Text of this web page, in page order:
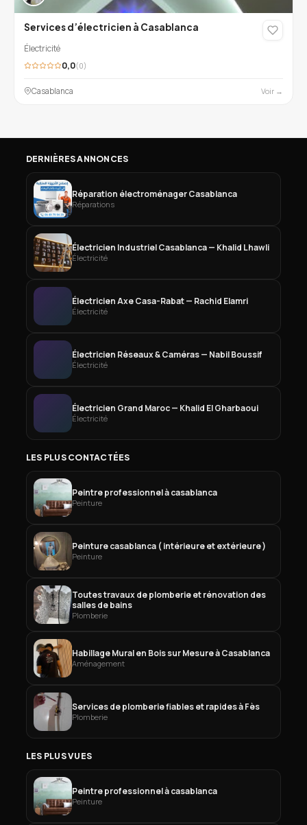
Services d’électricien à Casablanca
Électricité
0,0(0)
Casablanca Voir →
DERNIÈRES ANNONCES
Réparation électroménager Casablanca
Réparations
Électricien Industriel Casablanca — Khalid Lhawli
Électricité
Électricien Axe Casa-Rabat — Rachid Elamri
Électricité
Électricien Réseaux & Caméras — Nabil Boussif
Électricité
Électricien Grand Maroc — Khalid El Gharbaoui
Électricité
LES PLUS CONTACTÉES
Peintre professionnel à casablanca
Peinture
Peinture casablanca ( intérieure et extérieure )
Peinture
Toutes travaux de plomberie et rénovation des
salles de bains
Plomberie
Habillage Mural en Bois sur Mesure à Casablanca
Aménagement
Services de plomberie fiables et rapides à Fès
Plomberie
LES PLUS VUES
Peintre professionnel à casablanca
Peinture